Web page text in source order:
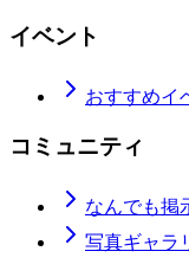
イベント
おすすめイ
コミュニティ
なんでも掲
写真ギャラ